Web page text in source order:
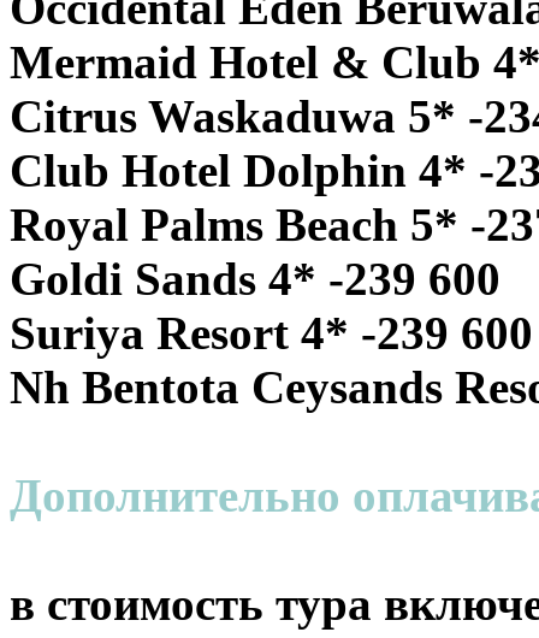
Mermaid Hotel & Club
Citrus Waskaduwa 5* -
Club Hotel Dolphin 4* -
Royal Palms Beach 5* -
Goldi Sands 4* -239 600
Suriya Resort 4* -239 600
Nh Bentota Ceysands
Дополнительно
в стоимость тура